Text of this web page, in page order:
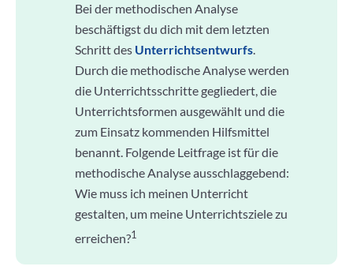
Bei der methodischen Analyse
beschäftigst du dich mit dem letzten
Schritt des Unterrichtsentwurfs.
Durch die methodische Analyse werden
die Unterrichtsschritte gegliedert, die
Unterrichtsformen ausgewählt und die
zum Einsatz kommenden Hilfsmittel
benannt. Folgende Leitfrage ist für die
methodische Analyse ausschlaggebend:
Wie muss ich meinen Unterricht
gestalten, um meine Unterrichtsziele zu
erreichen?1